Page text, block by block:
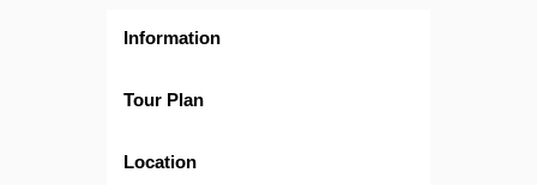
Information
Tour Plan
Location